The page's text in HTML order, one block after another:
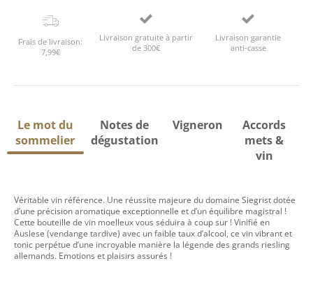
Frais de livraison:
7,99€
Livraison gratuite à partir
de 300€
Livraison garantie
anti-casse
Le mot du
sommelier
Notes de
dégustation
Vigneron
Accords
mets &
vin
Véritable vin référence. Une réussite majeure du domaine Siegrist dotée
d’une précision aromatique exceptionnelle et d’un équilibre magistral !
Cette bouteille de vin moelleux vous séduira à coup sur ! Vinifié en
Auslese (vendange tardive) avec un faible taux d’alcool, ce vin vibrant et
tonic perpétue d’une incroyable manière la légende des grands riesling
allemands. Emotions et plaisirs assurés !